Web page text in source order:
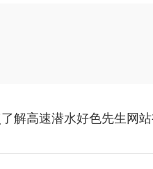
解高速潜水好色先生网